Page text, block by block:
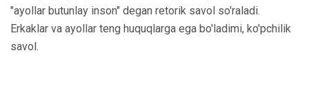
"ayollar butunlay inson" degan retorik savol so'raladi.
Erkaklar va ayollar teng huquqlarga ega bo'ladimi, ko'pchilik
savol.